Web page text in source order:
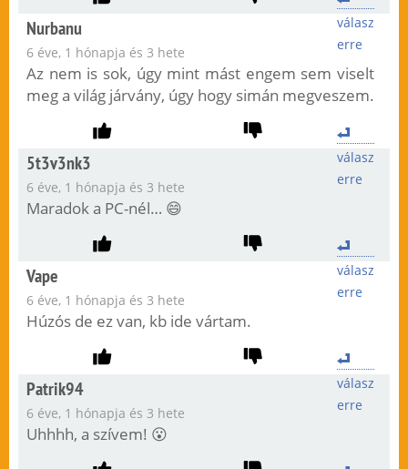
válasz
erre
Nurbanu
6 éve, 1 hónapja és 3 hete
Az nem is sok, úgy mint mást engem sem viselt
meg a világ járvány, úgy hogy simán megveszem.
válasz
erre
5t3v3nk3
6 éve, 1 hónapja és 3 hete
Maradok a PC-nél… 😄
válasz
erre
Vape
6 éve, 1 hónapja és 3 hete
Húzós de ez van, kb ide vártam.
válasz
erre
Patrik94
6 éve, 1 hónapja és 3 hete
Uhhhh, a szívem! 😮